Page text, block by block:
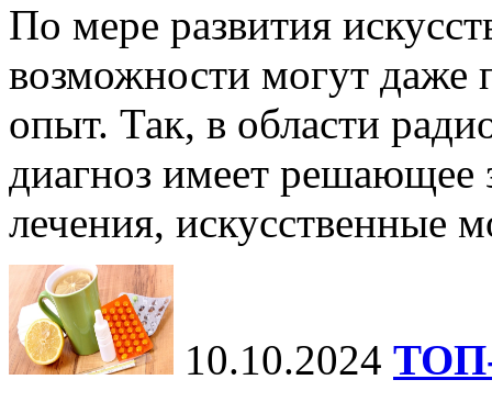
По мере развития
возможности могут даже
опыт. Так, в области
диагноз имеет решающее
лечения, искусственные
10.10.2024 ТОП-